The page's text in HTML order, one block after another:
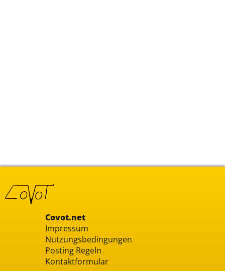
Covot.net
Impressum
Nutzungsbedingungen
Posting Regeln
Kontaktformular